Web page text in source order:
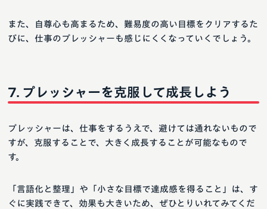
また、自尊心も高まるため、難易度の高い目標をクリアするた
びに、仕事のプレッシャーも感じにくくなっていくでしょう。
プレッシャーを克服して成長しよう
プレッシャーは、仕事をするうえで、避けては通れないもので
すが、克服することで、大きく成長することが可能なもので
す。
「言語化と整理」や「小さな目標で達成感を得ること」は、す
ぐに実践できて、効果も大きいため、ぜひとりいれてみてくだ